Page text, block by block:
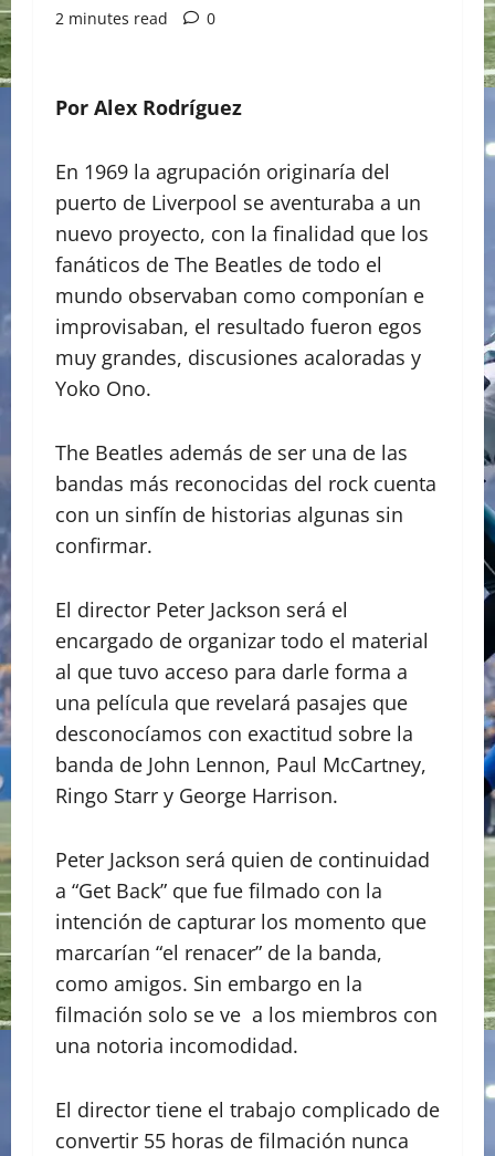
2 minutes read
0
Por Alex Rodríguez
En 1969 la agrupación originaría del
puerto de Liverpool se aventuraba a un
nuevo proyecto, con la finalidad que los
fanáticos de The Beatles de todo el
mundo observaban como componían e
improvisaban, el resultado fueron egos
muy grandes, discusiones acaloradas y
Yoko Ono.
The Beatles además de ser una de las
bandas más reconocidas del rock cuenta
con un sinfín de historias algunas sin
confirmar.
El director Peter Jackson será el
encargado de organizar todo el material
al que tuvo acceso para darle forma a
una película que revelará pasajes que
desconocíamos con exactitud sobre la
banda de John Lennon, Paul McCartney,
Ringo Starr y George Harrison.
Peter Jackson será quien de continuidad
a “Get Back” que fue filmado con la
intención de capturar los momento que
marcarían “el renacer” de la banda,
como amigos. Sin embargo en la
filmación solo se ve a los miembros con
una notoria incomodidad.
El director tiene el trabajo complicado de
convertir 55 horas de filmación nunca